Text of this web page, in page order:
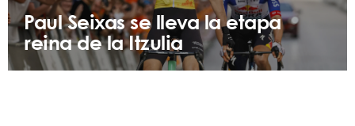
Paul Seixas se lleva la etapa
reina de la Itzulia